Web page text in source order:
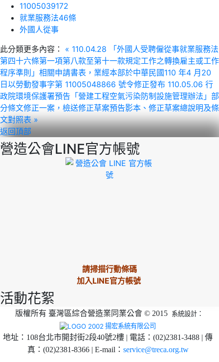
11005039172
就業服務法46條
外國人從事
此分類更多內容：
« 110.04.28 「外國人受聘僱從事就業服務法
第四十六條第一項第八款至第十一款規定工作之轉換雇主或工作
程序準則」相關申請書表，業經本部於中華民國110 年4 月20
日以勞動發事字第 11005048866 號令修正發布 110.05.06 行
政院環境保護署預告「營建工程空氣污染防制設施管理辦法」部
分條文修正一案，檢送修正草案預告影本、修正草案總說明及條
文對照表 »
返回頂部
營造公會LINE官方帳號
請掃描行動條碼
加入LINE官方帳號
活動花絮
版權所有 臺灣區綜合營造業同業公會 © 2015 系統設計：
揚宏系統有限公司
地址：108台北市開封街2段40號2樓 | 電話：(02)2381-3488 | 傳
真：(02)2381-8366 | E-mail： service@treca.org.tw